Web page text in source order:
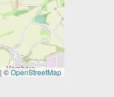
| ©OpenStreetMap